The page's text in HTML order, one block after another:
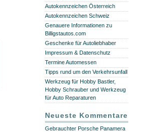
Autokennzeichen Österreich
Autokennzeichen Schweiz
Genauere Informationen zu
Billigstautos.com
Geschenke für Autoliebhaber
Impressum & Datenschutz
Termine Automessen
Tipps rund um den Verkehrsunfall
Werkzeug für Hobby Bastler,
Hobby Schrauber und Werkzeug
für Auto Reparaturen
Neueste Kommentare
Gebrauchter Porsche Panamera